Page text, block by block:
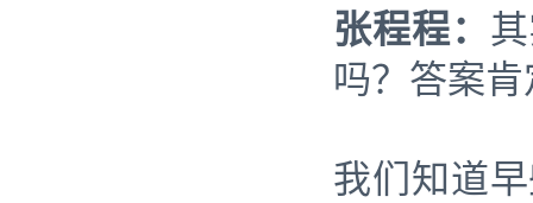
张程程：
吗？答案
我们知道